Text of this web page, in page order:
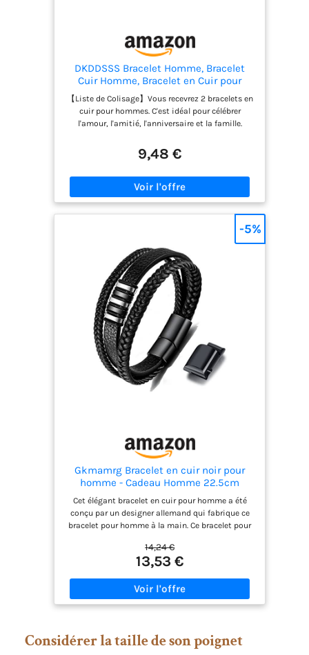
DKDDSSS Bracelet Homme, Bracelet
Cuir Homme, Bracelet en Cuir pour
Homme en Noir et en Marron,
Accessoires de Bijoux Pour Hommes,
pour hommes/Papa
【Liste de Colisage】Vous recevrez 2 bracelets en
cuir pour hommes. C'est idéal pour célébrer
l'amour, l'amitié, l'anniversaire et la famille.
long. Facile à mettre et à enlever, convient à la
plupart des hommes. 【Largement Utilisé】
toutes sortes de vêtements, peut être portée lors
de rendez-vous, de sorties, de fêtes et de sports,
bracelets chaîne sur leur propre ou empilés avec
d’autres bracelets pour un look superposé.
【Occasion】Le meilleur cadeau pour les
hommes, papa, mari, petit ami, frère, oncle,
meilleur ami, garçon d'honneur, être cher ou un
cadeau spécial pour vous-même. Et toutes les
occasions: Fête des Pères, Saint Valentin,
Mariage, Anniversaire, Anniversaire, Noël.
9,48 €
Gkmamrg Bracelet en cuir noir pour
homme - Cadeau Homme 22.5cm
Cet élégant bracelet en cuir pour homme a été
conçu par un designer allemand qui fabrique ce
bracelet pour homme à la main. Ce bracelet pour
qualité supérieure et en acier inoxydable. Grâce à
son design élégant, il attire certainement les
de veau véritable, acier inoxydable brossé et
fermoir magnétique puissant. Il est sans plomb et
adapté aux personnes souffrant d'allergies.
Produit de qualité supérieure, design tendance.
14,24 €
13,53 €
-5%
Considérer la taille de son poignet